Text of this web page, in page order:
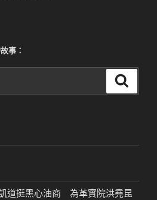
事：
道挺黑心油商 為革實院洪堯昆